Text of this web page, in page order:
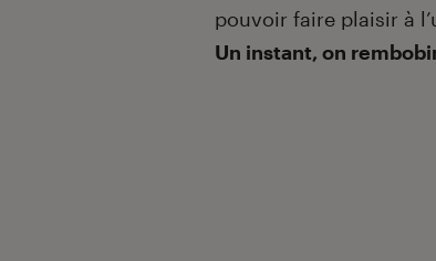
pouvoir faire plaisir à
Un instant, on